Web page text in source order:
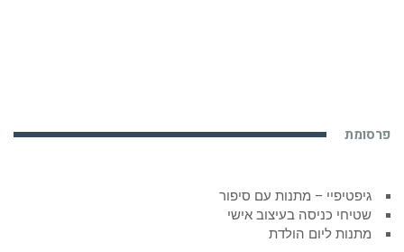
פרסומת
גיפטיפיי – מתנות עם סיפור
שטיחי כניסה בעיצוב אישי
מתנות ליום הולדת